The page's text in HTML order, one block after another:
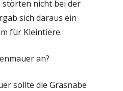
störten nicht bei der
sich daraus ein
für Kleintiere.
an?
sollte die Grasnabe